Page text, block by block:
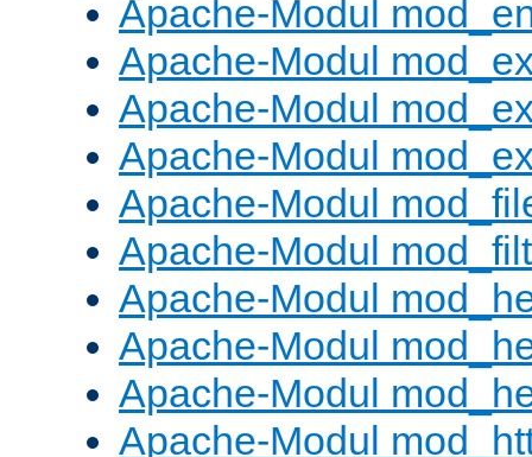
Apache-Modul
Apache-Modul
Apache-Modul
Apache-Modul
Apache-Modul
Apache-Modul
Apache-Modul
Apache-Modul
Apache-Modul
Apache-Modul